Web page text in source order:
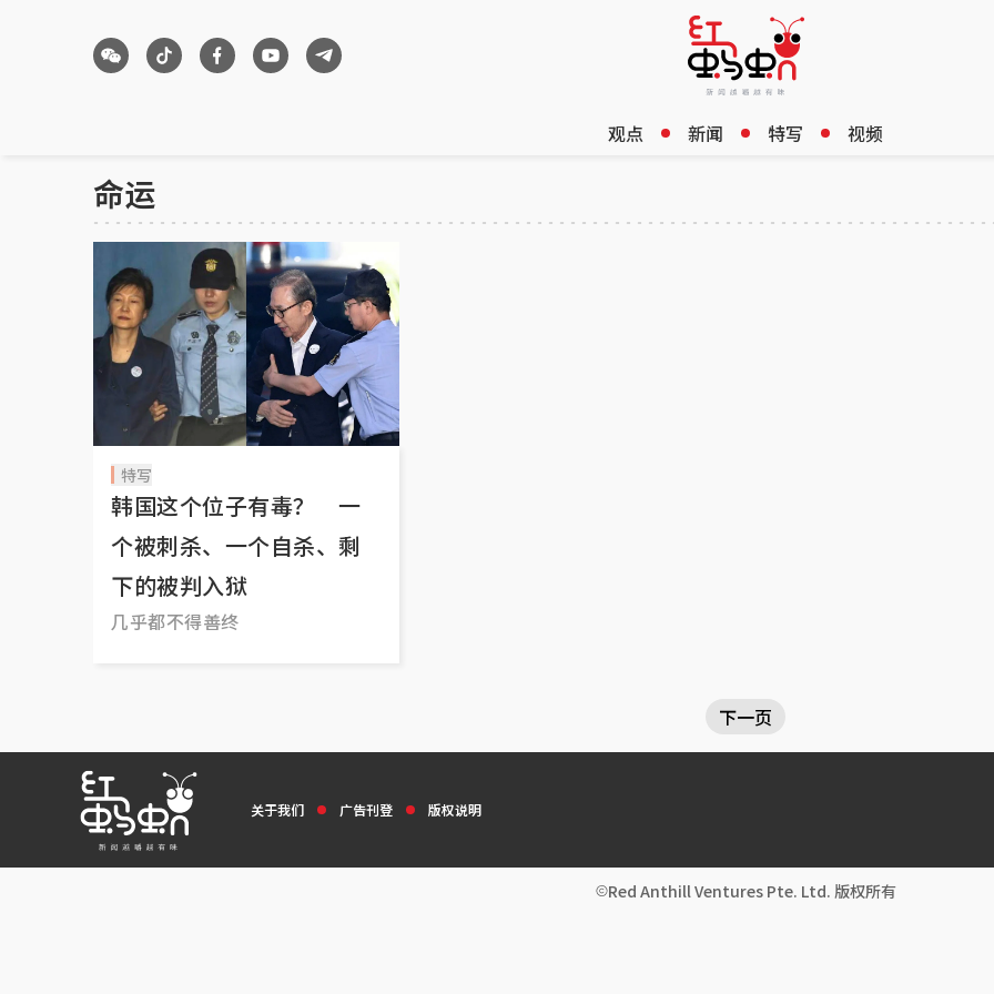
观点 新闻 特写 视频
命运
特写
韩国这个位子有毒？ 一
个被刺杀、一个自杀、剩
下的被判入狱
几乎都不得善终
下一页
关于我们 广告刊登 版权说明
Red Anthill Ventures Pte. Ltd. 版权所有